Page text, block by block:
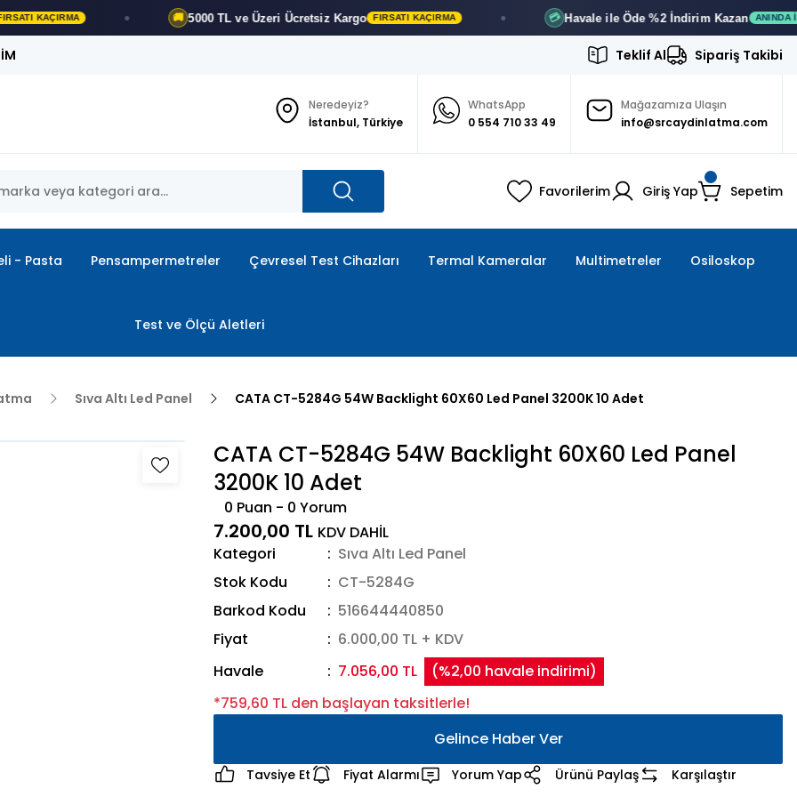
🚚 5000 TL ve ÜzeriÜcretsiz Kargo FIRSATI KAÇIRMA 💳 Havale ile Öde%2 İndirimKazan ANINDA İNDIRIM
Teklif Al Sipariş Takibi
Neredeyiz?
İstanbul, Türkiye
WhatsApp
0 554 710 33 49
Mağazamıza Ulaşın
info@srcaydinlatma.com
Favorilerim Giriş Yap Sepetim
- Pasta Pensampermetreler Çevresel Test Cihazları Termal Kameralar Multimetreler Osiloskop
Test ve Ölçü Aletleri
Sıva Altı Led Panel CATA CT-5284G 54W Backlight 60X60 Led Panel 3200K 10 Adet
CATA CT-5284G 54W Backlight 60X60 Led Panel
3200K 10 Adet
0 Puan - 0 Yorum
7.200,00 TL KDV DAHİL
Kategori
Sıva Altı Led Panel
Stok Kodu
CT-5284G
Barkod Kodu
516644440850
Fiyat
6.000,00 TL + KDV
Havale
7.056,00 TL
(%2,00 havale indirimi)
*759,60 TL den başlayan taksitlerle!
Gelince Haber Ver
Tavsiye Et Fiyat Alarmı Yorum Yap Ürünü Paylaş Karşılaştır